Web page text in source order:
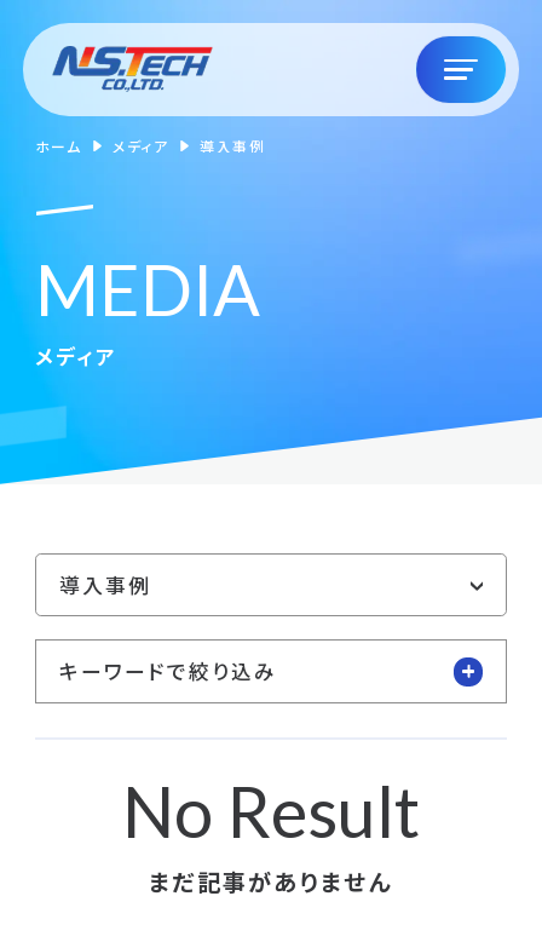
ホーム メディア 導入事例
MEDIA
メディア
キーワードで絞り込み
No Result
まだ記事がありません